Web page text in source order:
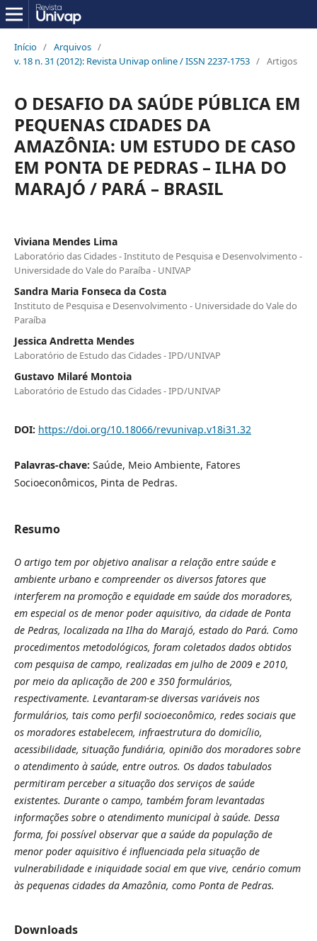
Início / Arquivos /
v. 18 n. 31 (2012): Revista Univap online / ISSN 2237-1753 / Artigos
O DESAFIO DA SAÚDE PÚBLICA EM
PEQUENAS CIDADES DA
AMAZÔNIA: UM ESTUDO DE CASO
EM PONTA DE PEDRAS – ILHA DO
MARAJÓ / PARÁ – BRASIL
Viviana Mendes Lima
Laboratório das Cidades - Instituto de Pesquisa e Desenvolvimento -
Universidade do Vale do Paraíba - UNIVAP
Sandra Maria Fonseca da Costa
Instituto de Pesquisa e Desenvolvimento - Universidade do Vale do
Paraíba
Jessica Andretta Mendes
Laboratório de Estudo das Cidades - IPD/UNIVAP
Gustavo Milaré Montoia
Laboratório de Estudo das Cidades - IPD/UNIVAP
DOI: https://doi.org/10.18066/revunivap.v18i31.32
Palavras-chave: Saúde, Meio Ambiente, Fatores
Socioeconômicos, Pinta de Pedras.
Resumo
O artigo tem por objetivo analisar a relação entre saúde e
ambiente urbano e compreender os diversos fatores que
interferem na promoção e equidade em saúde dos moradores,
em especial os de menor poder aquisitivo, da cidade de Ponta
de Pedras, localizada na Ilha do Marajó, estado do Pará. Como
procedimentos metodológicos, foram coletados dados obtidos
com pesquisa de campo, realizadas em julho de 2009 e 2010,
por meio da aplicação de 200 e 350 formulários,
respectivamente. Levantaram-se diversas variáveis nos
formulários, tais como perfil socioeconômico, redes sociais que
os moradores estabelecem, infraestrutura do domicílio,
acessibilidade, situação fundiária, opinião dos moradores sobre
o atendimento à saúde, entre outros. Os dados tabulados
permitiram perceber a situação dos serviços de saúde
existentes. Durante o campo, também foram levantadas
informações sobre o atendimento municipal à saúde. Dessa
forma, foi possível observar que a saúde da população de
menor poder aquisitivo é influenciada pela situação de
vulnerabilidade e iniquidade social em que vive, cenário comum
às pequenas cidades da Amazônia, como Ponta de Pedras.
Downloads